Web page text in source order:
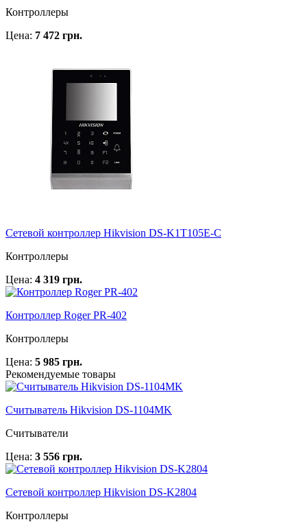
Контроллеры
Цена: 7 472 грн.
Cетевой контроллер Hikvision DS-K1T105E-C
Контроллеры
Цена: 4 319 грн.
Контроллер Roger PR-402
Контроллеры
Цена: 5 985 грн.
Рекомендуемые товары
Считыватель Hikvision DS-1104MK
Считыватели
Цена: 3 556 грн.
Сетевой контроллер Hikvision DS-K2804
Контроллеры